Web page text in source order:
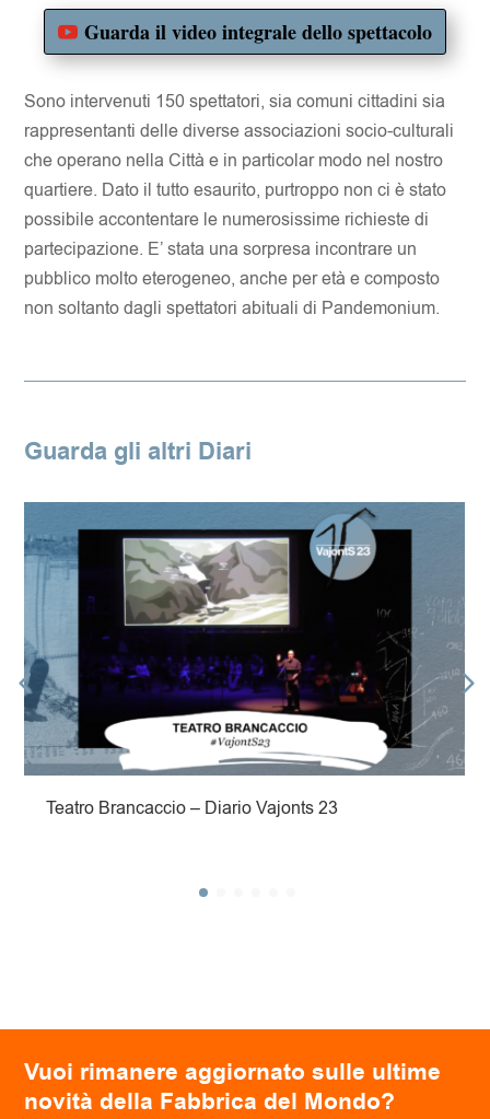
Guarda il video integrale dello spettacolo
Sono intervenuti 150 spettatori, sia comuni cittadini sia
rappresentanti delle diverse associazioni socio-culturali
che operano nella Città e in particolar modo nel nostro
quartiere. Dato il tutto esaurito, purtroppo non ci è stato
possibile accontentare le numerosissime richieste di
partecipazione. E’ stata una sorpresa incontrare un
pubblico molto eterogeneo, anche per età e composto
non soltanto dagli spettatori abituali di Pandemonium.
Guarda gli altri Diari
Teatro Brancaccio – Diario Vajonts 23
Vuoi rimanere aggiornato sulle ultime
novità della Fabbrica del Mondo?